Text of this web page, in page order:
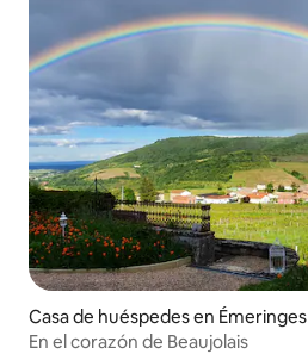
Casa de huéspedes en Émeringes
En el corazón de Beaujolais